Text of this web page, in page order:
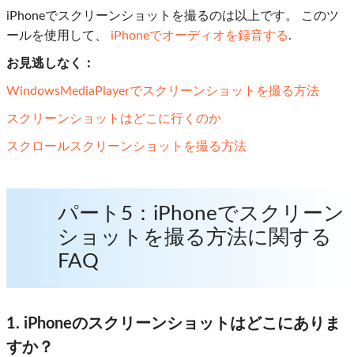
iPhoneでスクリーンショットを撮るのは以上です。 このツ
ールを使用して、 iPhoneでオーディオを録音する.
お見逃しなく：
WindowsMediaPlayerでスクリーンショットを撮る方法
スクリーンショットはどこに行くのか
スクロールスクリーンショットを撮る方法
パート5：iPhoneでスクリーン
ショットを撮る方法に関する
FAQ
1. iPhoneのスクリーンショットはどこにありま
すか？